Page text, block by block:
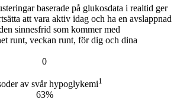
baserade på glukosdata i realtid ger
att vara aktiv idag och ha en avslappnad
sinnesfrid som kommer med
runt, veckan runt, för dig och dina
0
av svår hypoglykemi1
63%